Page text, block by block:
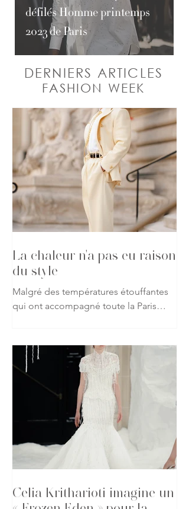
défilés Homme printemps
2023 de Paris
DERNIERS ARTICLES
FASHION WEEK
La chaleur n'a pas eu raison
du style
Malgré des températures étouffantes
qui ont accompagné toute la Paris
ont répondu présent, affichant leur
attachement à la création jusque dans
les rues de la capitale. Vestes, robes
spectaculaires, matières précieuses ou
silhouettes affirmées : rien n'a semblé
freiner leur envie de s'exprimer à
travers leurs tenues. À chaque sortie
de défilé, les trottoirs parisiens sont
devenus le prolongement des
Celia Kritharioti imagine un